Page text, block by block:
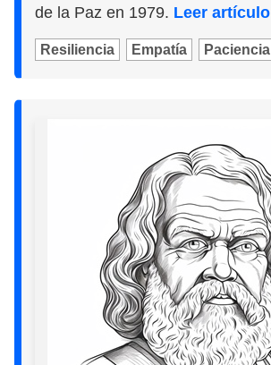
de la Paz en 1979. Leer artículo
Resiliencia Empatía Paciencia